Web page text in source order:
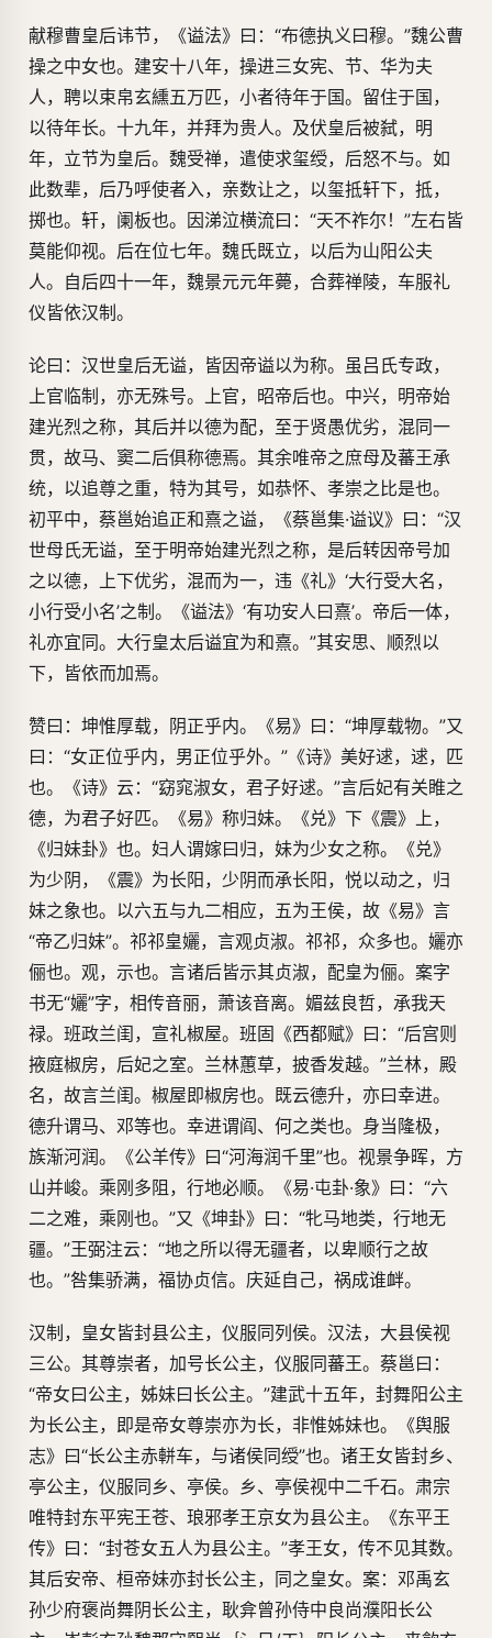
献穆曹皇后讳节，《谥法》曰：“布德执义曰穆。”魏公曹
操之中女也。建安十八年，操进三女宪、节、华为夫
人，聘以束帛玄纁五万匹，小者待年于国。留住于国，
以待年长。十九年，并拜为贵人。及伏皇后被弑，明
年，立节为皇后。魏受禅，遣使求玺绶，后怒不与。如
此数辈，后乃呼使者入，亲数让之，以玺抵轩下，抵，
掷也。轩，阑板也。因涕泣横流曰：“天不祚尔！”左右皆
莫能仰视。后在位七年。魏氏既立，以后为山阳公夫
人。自后四十一年，魏景元元年薨，合葬禅陵，车服礼
仪皆依汉制。
论曰：汉世皇后无谥，皆因帝谥以为称。虽吕氏专政，
上官临制，亦无殊号。上官，昭帝后也。中兴，明帝始
建光烈之称，其后并以德为配，至于贤愚优劣，混同一
贯，故马、窦二后俱称德焉。其余唯帝之庶母及蕃王承
统，以追尊之重，特为其号，如恭怀、孝崇之比是也。
初平中，蔡邕始追正和熹之谥，《蔡邕集·谥议》曰：“汉
世母氏无谥，至于明帝始建光烈之称，是后转因帝号加
之以德，上下优劣，混而为一，违《礼》‘大行受大名，
小行受小名’之制。《谥法》‘有功安人曰熹’。帝后一体，
礼亦宜同。大行皇太后谥宜为和熹。”其安思、顺烈以
下，皆依而加焉。
赞曰：坤惟厚载，阴正乎内。《易》曰：“坤厚载物。”又
曰：“女正位乎内，男正位乎外。”《诗》美好逑，逑，匹
也。《诗》云：“窈窕淑女，君子好逑。”言后妃有关睢之
德，为君子好匹。《易》称归妹。《兑》下《震》上，
《归妹卦》也。妇人谓嫁曰归，妹为少女之称。《兑》
为少阴，《震》为长阳，少阴而承长阳，悦以动之，归
妹之象也。以六五与九二相应，五为王侯，故《易》言
“帝乙归妹”。祁祁皇孋，言观贞淑。祁祁，众多也。孋亦
俪也。观，示也。言诸后皆示其贞淑，配皇为俪。案字
书无“孋”字，相传音丽，萧该音离。媚兹良哲，承我天
禄。班政兰闺，宣礼椒屋。班固《西都赋》曰：“后宫则
掖庭椒房，后妃之室。兰林蕙草，披香发越。”兰林，殿
名，故言兰闺。椒屋即椒房也。既云德升，亦曰幸进。
德升谓马、邓等也。幸进谓阎、何之类也。身当隆极，
族渐河润。《公羊传》曰“河海润千里”也。视景争晖，方
山并峻。乘刚多阻，行地必顺。《易·屯卦·象》曰：“六
二之难，乘刚也。”又《坤卦》曰：“牝马地类，行地无
疆。”王弼注云：“地之所以得无疆者，以卑顺行之故
也。”咎集骄满，福协贞信。庆延自己，祸成谁衅。
汉制，皇女皆封县公主，仪服同列侯。汉法，大县侯视
三公。其尊崇者，加号长公主，仪服同蕃王。蔡邕曰：
“帝女曰公主，姊妹曰长公主。”建武十五年，封舞阳公主
为长公主，即是帝女尊崇亦为长，非惟姊妹也。《舆服
志》曰“长公主赤軿车，与诸侯同绶”也。诸王女皆封乡、
亭公主，仪服同乡、亭侯。乡、亭侯视中二千石。肃宗
唯特封东平宪王苍、琅邪孝王京女为县公主。《东平王
传》曰：“封苍女五人为县公主。”孝王女，传不见其数。
其后安帝、桓帝妹亦封长公主，同之皇女。案：邓禹玄
孙少府褒尚舞阴长公主，耿弇曾孙侍中良尚濮阳长公